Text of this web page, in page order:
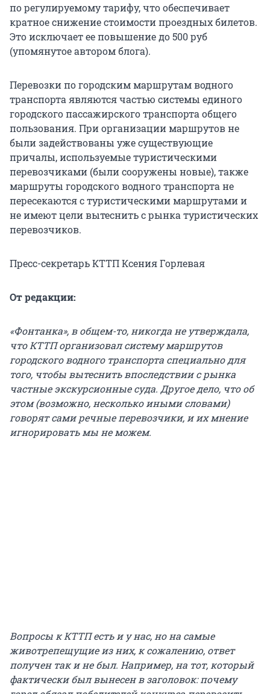
по регулируемому тарифу, что обеспечивает
кратное снижение стоимости проездных билетов.
Это исключает ее повышение до 500 руб
(упомянутое автором блога).
Перевозки по городским маршрутам водного
транспорта являются частью системы единого
городского пассажирского транспорта общего
пользования. При организации маршрутов не
были задействованы уже существующие
причалы, используемые туристическими
перевозчиками (были сооружены новые), также
маршруты городского водного транспорта не
пересекаются с туристическими маршрутами и
не имеют цели вытеснить с рынка туристических
перевозчиков.
Пресс-секретарь КТТП Ксения Горлевая
От редакции:
«Фонтанка», в общем-то, никогда не утверждала,
что КТТП организовал систему маршрутов
городского водного транспорта специально для
того, чтобы вытеснить впоследствии с рынка
частные экскурсионные суда. Другое дело, что об
этом (возможно, несколько иными словами)
говорят сами речные перевозчики, и их мнение
игнорировать мы не можем.
Вопросы к КТТП есть и у нас, но на самые
животрепещущие из них, к сожалению, ответ
получен так и не был. Например, на тот, который
фактически был вынесен в заголовок: почему